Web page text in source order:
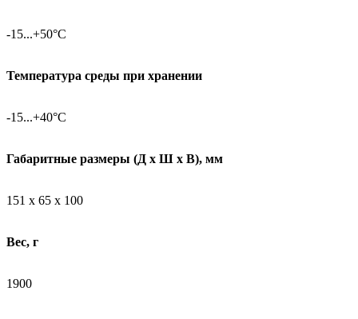
-15...+50°C
Температура среды при хранении
-15...+40°C
Габаритные размеры (Д х Ш х В), мм
151 х 65 х 100
Вес, г
1900